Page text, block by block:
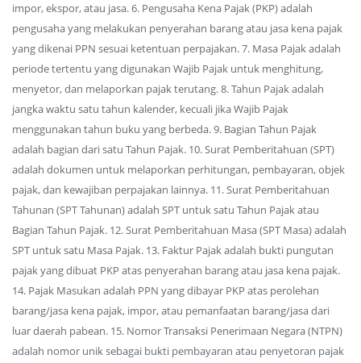
impor, ekspor, atau jasa. 6. Pengusaha Kena Pajak (PKP) adalah
pengusaha yang melakukan penyerahan barang atau jasa kena pajak
yang dikenai PPN sesuai ketentuan perpajakan. 7. Masa Pajak adalah
periode tertentu yang digunakan Wajib Pajak untuk menghitung,
menyetor, dan melaporkan pajak terutang. 8. Tahun Pajak adalah
jangka waktu satu tahun kalender, kecuali jika Wajib Pajak
menggunakan tahun buku yang berbeda. 9. Bagian Tahun Pajak
adalah bagian dari satu Tahun Pajak. 10. Surat Pemberitahuan (SPT)
adalah dokumen untuk melaporkan perhitungan, pembayaran, objek
pajak, dan kewajiban perpajakan lainnya. 11. Surat Pemberitahuan
Tahunan (SPT Tahunan) adalah SPT untuk satu Tahun Pajak atau
Bagian Tahun Pajak. 12. Surat Pemberitahuan Masa (SPT Masa) adalah
SPT untuk satu Masa Pajak. 13. Faktur Pajak adalah bukti pungutan
pajak yang dibuat PKP atas penyerahan barang atau jasa kena pajak.
14. Pajak Masukan adalah PPN yang dibayar PKP atas perolehan
barang/jasa kena pajak, impor, atau pemanfaatan barang/jasa dari
luar daerah pabean. 15. Nomor Transaksi Penerimaan Negara (NTPN)
adalah nomor unik sebagai bukti pembayaran atau penyetoran pajak